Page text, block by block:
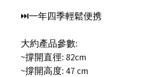
⏭️一年四季輕鬆便携
大約產品參數:
~撐開直徑: 82cm
~撐開高度: 47 cm